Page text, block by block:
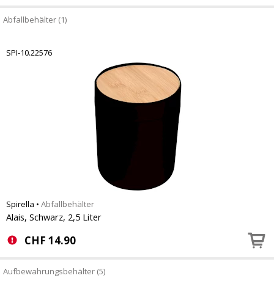
Abfallbehälter (1)
SPI-10.22576
Spirella • Abfallbehälter
Alais, Schwarz, 2,5 Liter
CHF 14.90
Aufbewahrungsbehälter (5)